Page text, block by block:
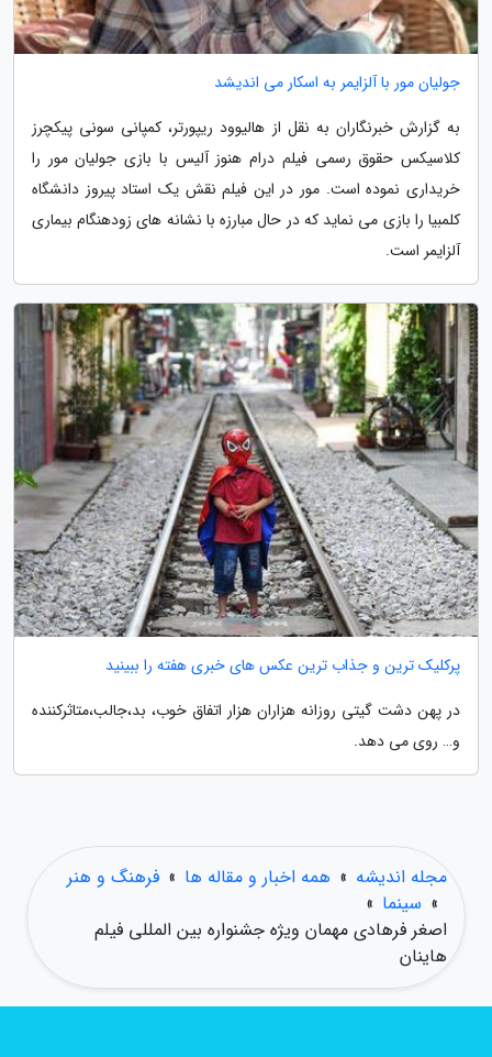
جولیان مور با آلزایمر به اسکار می اندیشد
به گزارش خبرنگاران به نقل از هالیوود ریپورتر، کمپانی سونی پیکچرز
کلاسیکس حقوق رسمی فیلم درام هنوز آلیس با بازی جولیان مور را
خریداری نموده است. مور در این فیلم نقش یک استاد پیروز دانشگاه
کلمبیا را بازی می نماید که در حال مبارزه با نشانه های زودهنگام بیماری
آلزایمر است.
پرکلیک ترین و جذاب ترین عکس های خبری هفته را ببینید
در پهن دشت گیتی روزانه هزاران هزار اتفاق خوب، بد،جالب،متاثرکننده
و… روی می دهد.
مجله اندیشه » همه اخبار و مقاله ها » فرهنگ و هنر
» سینما »
اصغر فرهادی مهمان ویژه جشنواره بین المللی فیلم
هاینان